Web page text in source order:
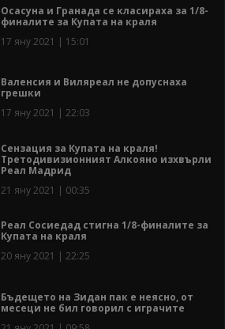
Осасуна и Гранада се класираха за 1/8-
финалите за Купата на краля
17 яну 2021 | 15:01
Валенсия и Виляреал не допуснаха
грешки
17 яну 2021 | 22:03
Сензация за Купата на краля!
Третодивизионният Алкояно изхвърли
Реал Мадрид
21 яну 2021 | 00:35
Реал Сосиедад стигна 1/8-финалите за
Купата на краля
20 яну 2021 | 22:25
Бъдещето на Зидан пак е неясно, от
месеци не бил говорил с играчите